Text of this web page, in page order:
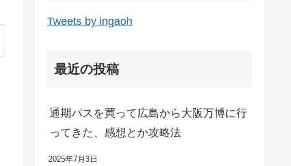
Tweets by ingaoh
最近の投稿
通期パスを買って広島から大阪万博に行
ってきた、感想とか攻略法
2025年7月3日